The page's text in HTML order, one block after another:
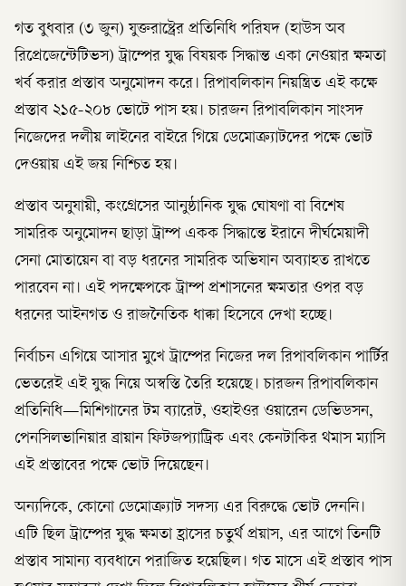
গত বুধবার (৩ জুন) যুক্তরাষ্ট্রের প্রতিনিধি পরিষদ (হাউস অব
রিপ্রেজেন্টেটিভস) ট্রাম্পের যুদ্ধ বিষয়ক সিদ্ধান্ত একা নেওয়ার ক্ষমতা
খর্ব করার প্রস্তাব অনুমোদন করে। রিপাবলিকান নিয়ন্ত্রিত এই কক্ষে
প্রস্তাব ২১৫-২০৮ ভোটে পাস হয়। চারজন রিপাবলিকান সাংসদ
নিজেদের দলীয় লাইনের বাইরে গিয়ে ডেমোক্র্যাটদের পক্ষে ভোট
দেওয়ায় এই জয় নিশ্চিত হয়।
প্রস্তাব অনুযায়ী, কংগ্রেসের আনুষ্ঠানিক যুদ্ধ ঘোষণা বা বিশেষ
সামরিক অনুমোদন ছাড়া ট্রাম্প একক সিদ্ধান্তে ইরানে দীর্ঘমেয়াদী
সেনা মোতায়েন বা বড় ধরনের সামরিক অভিযান অব্যাহত রাখতে
পারবেন না। এই পদক্ষেপকে ট্রাম্প প্রশাসনের ক্ষমতার ওপর বড়
ধরনের আইনগত ও রাজনৈতিক ধাক্কা হিসেবে দেখা হচ্ছে।
নির্বাচন এগিয়ে আসার মুখে ট্রাম্পের নিজের দল রিপাবলিকান পার্টির
ভেতরেই এই যুদ্ধ নিয়ে অস্বস্তি তৈরি হয়েছে। চারজন রিপাবলিকান
প্রতিনিধি—মিশিগানের টম ব্যারেট, ওহাইওর ওয়ারেন ডেভিডসন,
পেনসিলভানিয়ার ব্রায়ান ফিটজপ্যাট্রিক এবং কেনটাকির থমাস ম্যাসি
এই প্রস্তাবের পক্ষে ভোট দিয়েছেন।
অন্যদিকে, কোনো ডেমোক্র্যাট সদস্য এর বিরুদ্ধে ভোট দেননি।
এটি ছিল ট্রাম্পের যুদ্ধ ক্ষমতা হ্রাসের চতুর্থ প্রয়াস, এর আগে তিনটি
প্রস্তাব সামান্য ব্যবধানে পরাজিত হয়েছিল। গত মাসে এই প্রস্তাব পাস